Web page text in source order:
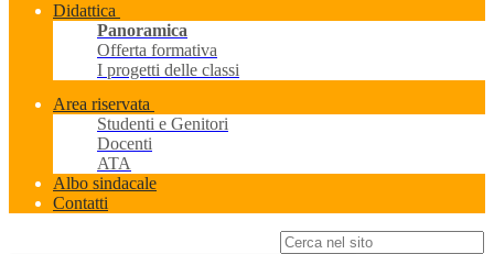
Didattica
Panoramica
Offerta formativa
I progetti delle classi
Area riservata
Studenti e Genitori
Docenti
ATA
Albo sindacale
Contatti